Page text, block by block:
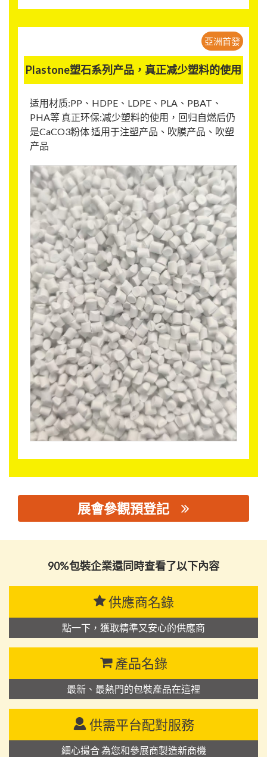
亞洲首發
Plastone塑石系列产品，真正减少塑料的使用
适用材质:PP、HDPE、LDPE、PLA、PBAT、
PHA等 真正环保:减少塑料的使用，回归自燃后仍
是CaCO3粉体 适用于注塑产品、吹膜产品、吹塑
产品
展會參觀預登記
90%包裝企業還同時查看了以下內容
供應商名錄
點一下，獲取精準又安心的供應商
產品名錄
最新、最熱門的包裝產品在這裡
供需平台配對服務
細心撮合 為您和參展商製造新商機